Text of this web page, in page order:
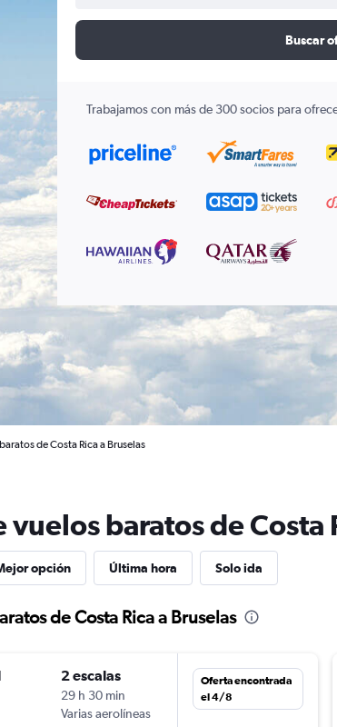
Buscar
Trabajamos con más de 300 socios para
de Costa Rica a Bruselas
vuelos baratos de Costa
opción Última hora Solo ida
de Costa Rica a Bruselas
2 escalas
29 h 30 min
Varias aerolíneas
Oferta encontrada
el 4/8